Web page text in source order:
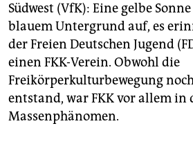
Südwest (VfK): Eine gelbe
blauem Untergrund auf, es
der Freien Deutschen Jugend
einen FKK-Verein. Obwohl die
Freikörperkulturbewegung
entstand, war FKK vor allem in
Massenphänomen.